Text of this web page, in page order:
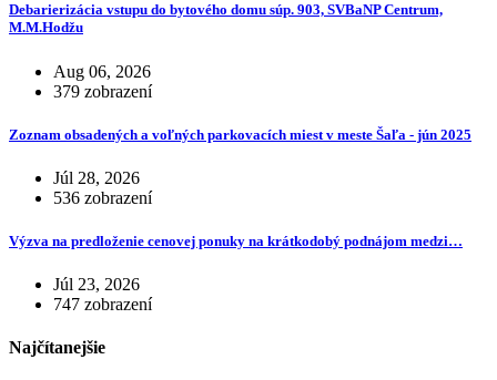
Debarierizácia vstupu do bytového domu súp. 903, SVBaNP Centrum,
M.M.Hodžu
Aug 06, 2026
379 zobrazení
Zoznam obsadených a voľných parkovacích miest v meste Šaľa - jún 2025
Júl 28, 2026
536 zobrazení
Výzva na predloženie cenovej ponuky na krátkodobý podnájom medzi…
Júl 23, 2026
747 zobrazení
Najčítanejšie